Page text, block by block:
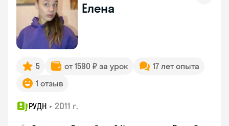
Елена
5 от 1590 ₽ за урок
17 лет опыта
1 отзыв
РУДН • 2011 г.